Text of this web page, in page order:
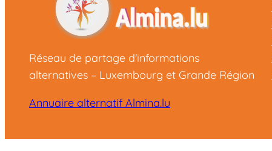
Réseau de partage d'informations
alternatives – Luxembourg et Grande Région
Annuaire alternatif Almina.lu